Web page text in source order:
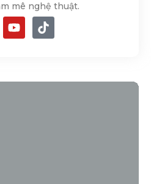
mê nghệ thuật.